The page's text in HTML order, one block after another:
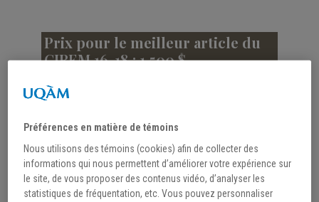
Prix pour le meilleur article du
CIREM 16-18 : 1 500 $
Ce prix vise à récompenser l’excellence d’un artcile
de fond publié par un(e) étudiant(e) ou chercheur(e)
1 500$. Les critères d’éligibilité sont les suivants :
Être étudiant(e) ou chercheur(e) postdoctoral(e)
Préférences en matière de témoins
Nous utilisons des témoins (cookies) afin de collecter des
informations qui nous permettent d’améliorer votre expérience sur
le site, de vous proposer des contenus vidéo, d’analyser les
statistiques de fréquentation, etc. Vous pouvez personnaliser